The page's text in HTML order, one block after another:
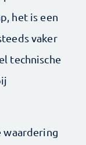
het is een
vaker
technische
waardering